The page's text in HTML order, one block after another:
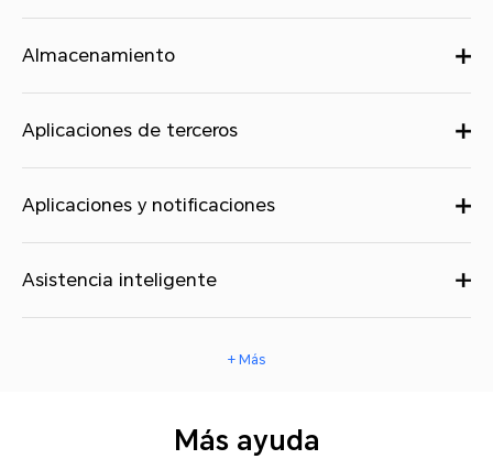
Almacenamiento
Aplicaciones de terceros
Aplicaciones y notificaciones
Asistencia inteligente
+ Más
Más ayuda